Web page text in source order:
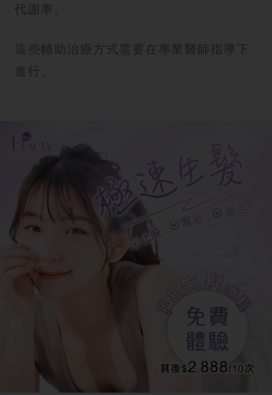
代謝率。
這些輔助治療方式需要在專業醫師指導下
進行。